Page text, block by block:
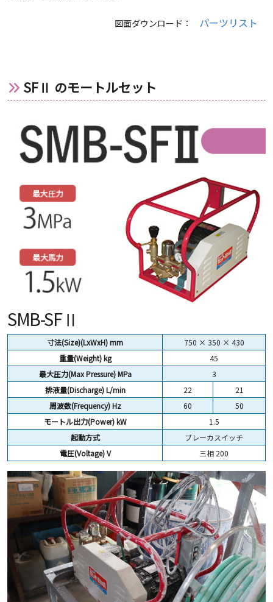
図面ダウンロード： パーツリスト
SFⅡ のモートルセット
SMB-SFⅡ
寸法(Size)(LxWxH) mm
750 × 350 × 430
重量(Weight) kg
45
最大圧力(Max Pressure) MPa
3
排液量(Discharge) L/min
22
21
周波数(Frequency) Hz
60
50
モートル出力(Power) kW
1.5
起動方式
ブレーカスイッチ
電圧(Voltage) V
三相 200